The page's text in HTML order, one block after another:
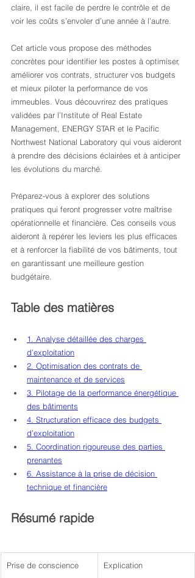
claire, il est facile de perdre le contrôle et de
voir les coûts s’envoler d’une année à l’autre.
Cet article vous propose des méthodes
concrètes pour identifier les postes à optimiser,
améliorer vos contrats, structurer vos budgets
et mieux piloter la performance de vos
immeubles. Vous découvrirez des pratiques
validées par l’Institute of Real Estate
Management, ENERGY STAR et le Pacific
Northwest National Laboratory qui vous aideront
à prendre des décisions éclairées et à anticiper
les évolutions du marché.
Préparez-vous à explorer des solutions
pratiques qui feront progresser votre maîtrise
opérationnelle et financière. Ces conseils vous
aideront à repérer les leviers les plus efficaces
et à renforcer la fiabilité de vos bâtiments, tout
en garantissant une meilleure gestion
budgétaire.
Table des matières
1. Analyse détaillée des charges
d’exploitation
2. Optimisation des contrats de
maintenance et de services
3. Pilotage de la performance énergétique
des bâtiments
4. Structuration efficace des budgets
d’exploitation
5. Coordination rigoureuse des parties
prenantes
6. Assistance à la prise de décision
technique et financière
Résumé rapide
Prise de conscience Explication